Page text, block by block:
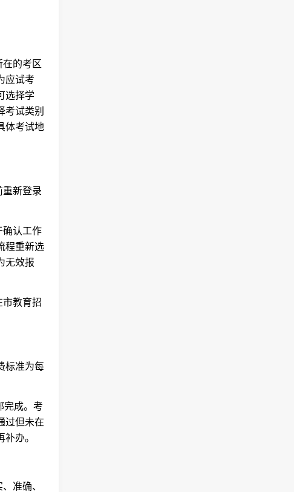
在的考区
应试考
选择学
考试类别
体考试地
重新登录
确认工作
程重新选
无效报
市教育招
标准为每
完成。考
过但未在
办。
准确、